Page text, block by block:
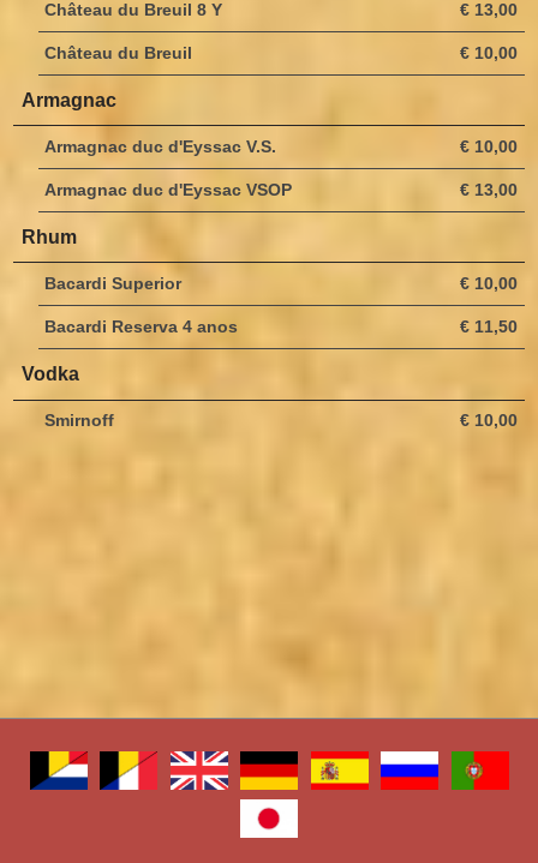
€ 13,00
Château du Breuil 8 Y
€ 10,00
Château du Breuil
Armagnac
€ 10,00
Armagnac duc d'Eyssac V.S.
€ 13,00
Armagnac duc d'Eyssac VSOP
Rhum
€ 10,00
Bacardi Superior
€ 11,50
Bacardi Reserva 4 anos
Vodka
€ 10,00
Smirnoff